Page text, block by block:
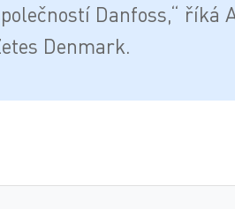
Danfoss,“ říká
Denmark.